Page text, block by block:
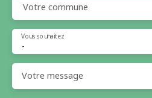
Votre commune
-
Vous souhaitez
Votre message